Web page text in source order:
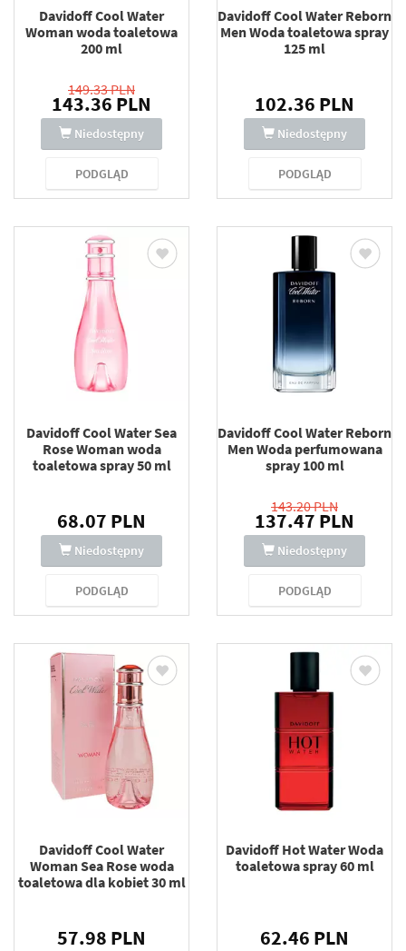
Davidoff Cool Water
Woman woda toaletowa
200 ml
149.33 PLN
143.36 PLN
Niedostępny
PODGLĄD
Davidoff Cool Water Reborn
Men Woda toaletowa spray
125 ml
102.36 PLN
Niedostępny
PODGLĄD
Davidoff Cool Water Sea
Rose Woman woda
toaletowa spray 50 ml
68.07 PLN
Niedostępny
PODGLĄD
Davidoff Cool Water Reborn
Men Woda perfumowana
spray 100 ml
143.20 PLN
137.47 PLN
Niedostępny
PODGLĄD
Davidoff Cool Water
Woman Sea Rose woda
toaletowa dla kobiet 30 ml
57.98 PLN
Davidoff Hot Water Woda
toaletowa spray 60 ml
62.46 PLN